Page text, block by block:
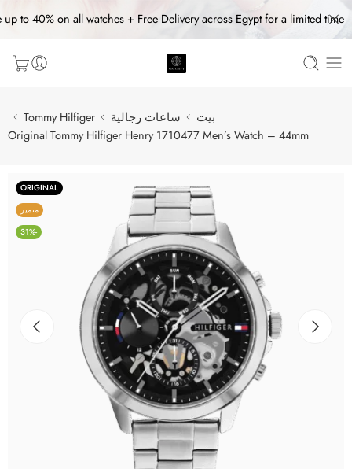
up to 40% on all watches + Free Delivery across Egypt for a limited time
بيت ساعات رجالية
Tommy Hilfiger
Original Tommy Hilfiger Henry 1710477 Men’s Watch – 44mm
ORIGINAL
متميز
-31%